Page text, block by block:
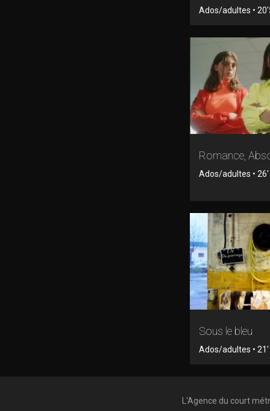
Ados/adultes •
Romance,
Ados/adultes • 26'
Sous le bleu
Ados/adultes • 21'
L'Agence du court